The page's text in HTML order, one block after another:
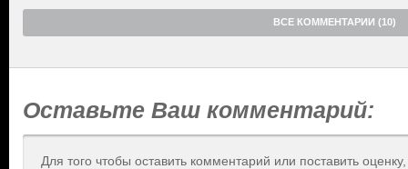
ВСЕ КОММЕНТАРИИ (10)
Оставьте Ваш комментарий:
Для того чтобы оставить комментарий или поставить